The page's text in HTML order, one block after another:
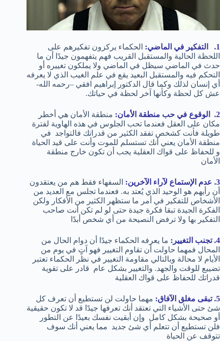
1. التفكير في الماضي:
الحكماء يركزون تفكيرهم على
اللحظة الحالية والمستقبل القريب فهم يتفهمون جيدًا أن ما
حدث في الماضي سيظل في الماضي ولا يملكون تغييره أو
التحكم فيه والمستقبل البعيد يقع في علم الغيب الذي لا يعرفه
أي إنسان لذلك وكما قال الدكتور إبراهيم افقي –رحمه الله-
عش كل لحظة وكأنها آخر لحظة في حياتك.
2. الوقوع في حب منطقة الأمان:
منطقة الأمان هي أخطر
مكان على العقل فعندما تحب الجلوس في هذه الهاوية لفترة
طويلة فأنت كشخص تفقد الكثير من قدراتك فالتواجد في
منطقة الأمان يعني أنك تستسلم للموت وأنت على قيد الحياة
و للحفاظ على قواك العقلية يجب أن تكون خارج منطقة
الأمان
3. عدم الإستماع لآراء الآخرين:
السفهاء فقط هم من يعتقدون
أن رأيهم هو الوحيد الذي يُعتد به. فعندما تجلس مع العديد من
الأشخاص للتفكير في أمر ما ستظهر الكثير من الأفكار ولكن
الفكرة الجيدة تبقا فكرة جيدة حتى لو لم تكن أنت صاحب
التفكير بها ولا ترفض النصيحة من أي شخص أبدًا
4. تجنب التغيير:
ما يعرفه الحكماء جيدًا أن دوام الحال من
المحال فمهما حاولت أن تقاوم التغيير فهو آتٍ في يوم من
الأيام لا محالة وبالتالي مقاومة التغيير في نظر الحكماء تعتبر
تضييع للوقت والجهد. والتغيير بشكل عام قادر على تقوية
قدراتك للحفاظ على قواك العقلية
5. تبقى مغلق الآفاق:
مهما حاولت لن تستطيع أن تعرف كل
شئ حتى الأشياء التي تعتقد أنك تعرفها جيدًا قد لا تكون حقيقية
أو صحيحة بشكل كامل وإن أبقيت نفسك بعيدًا عن التطور
فلن تستطيع أن تتعلم أي شئ جديد مما يعني أنك سوف
تتوقف عن الحياة